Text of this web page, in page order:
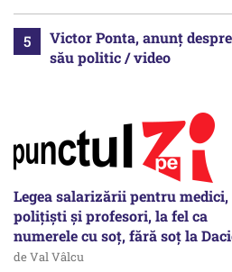
Victor Ponta, anunț
său politic / video
Legea salarizării pentru medici,
polițiști și profesori, la fel ca
numerele cu soț, fără soț la
de Val Vâlcu